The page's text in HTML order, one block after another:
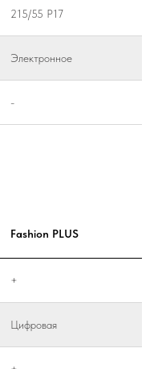
215/55 Р17
Электронное
-
Fashion PLUS
+
Цифровая